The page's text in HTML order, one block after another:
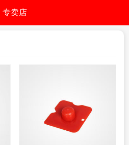
专卖店